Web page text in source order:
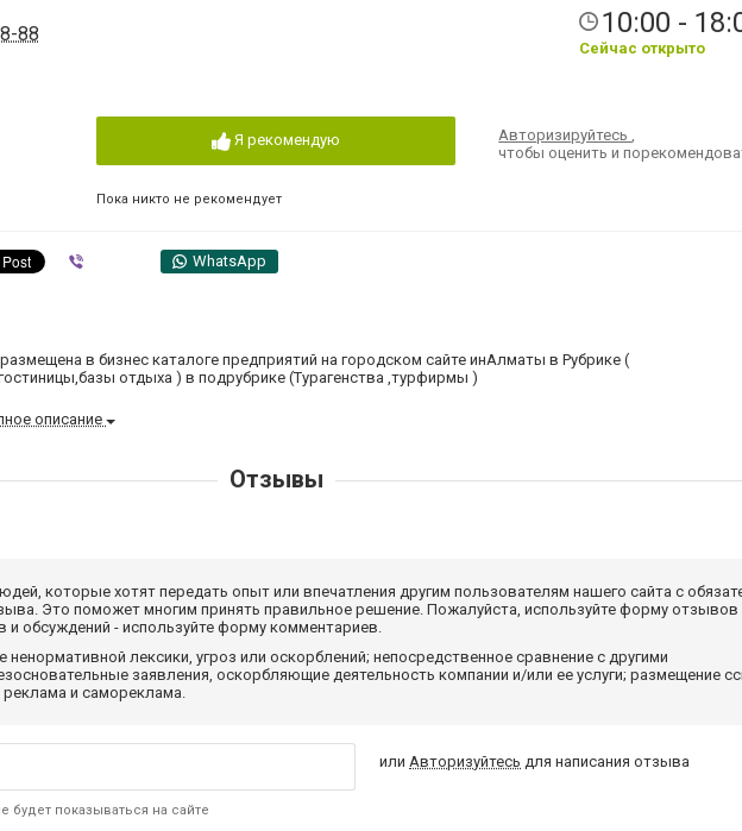
88 10:00 -
Сейчас открыто
Я рекомендую
Пока никто не рекомендует
Авторизируйтесь,
чтобы оценить и
WhatsApp
в бизнес каталоге предприятий на городском сайте инАлматы в Рубрике (
отдыха ) в подрубрике (Турагенства ,турфирмы )
описание
Отзывы
которые хотят передать опыт или впечатления другим пользователям нашего сайта с
Это поможет многим принять правильное решение. Пожалуйста, используйте форму отзывов
и обсуждений - используйте форму комментариев.
ненормативной лексики, угроз или оскорблений; непосредственное сравнение с другими
заявления, оскорбляющие деятельность компании и/или ее услуги; размещение
и самореклама.
будет показываться на сайте
или Авторизуйтесь для написания отзыва